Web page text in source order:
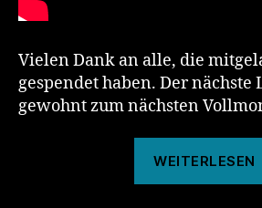
Vielen Dank an alle, die
gespendet haben. Der
gewohnt zum nächsten
WEITERLESEN